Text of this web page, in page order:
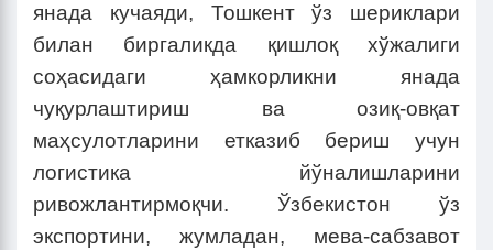
янада кучаяди, Тошкент ўз шериклари
билан биргаликда қишлоқ хўжалиги
соҳасидаги ҳамкорликни янада
чуқурлаштириш ва озиқ-овқат
маҳсулотларини етказиб бериш учун
логистика йўналишларини
ривожлантирмоқчи. Ўзбекистон ўз
экспортини, жумладан, мева-сабзавот